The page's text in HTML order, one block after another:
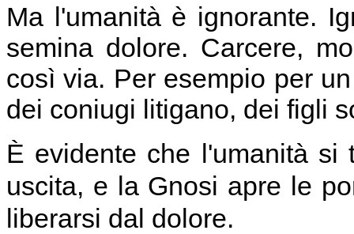
Ma l'umanità è ignorante.
semina dolore. Carcere,
così via. Per esempio per
dei coniugi litigano, dei figli
È evidente che l'umanità si
uscita, e la Gnosi apre le
liberarsi dal dolore.